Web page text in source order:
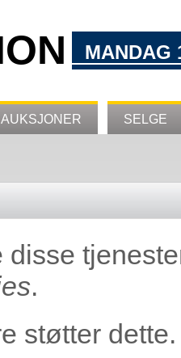
MANDAG
AUKSJONER SELGE
disse
.
støtter dette.